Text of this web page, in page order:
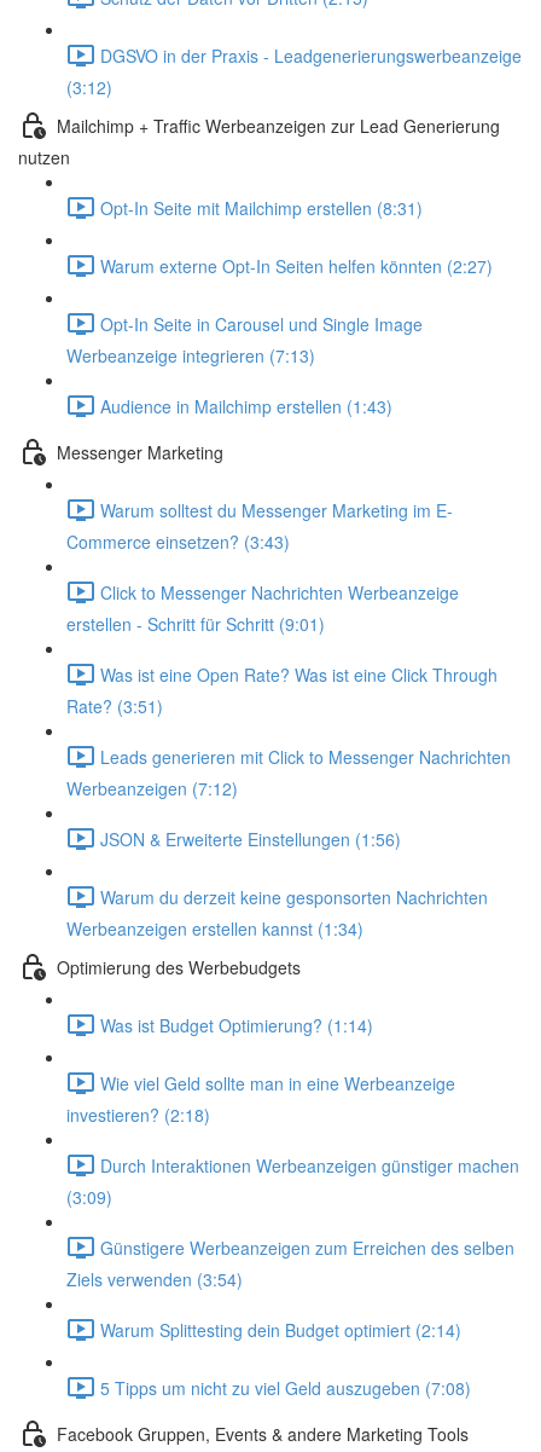
DGSVO in der Praxis - Leadgenerierungswerbeanzeige
(3:12)
Mailchimp + Traffic Werbeanzeigen zur Lead Generierung
nutzen
Opt-In Seite mit Mailchimp erstellen (8:31)
Warum externe Opt-In Seiten helfen könnten (2:27)
Opt-In Seite in Carousel und Single Image
Werbeanzeige integrieren (7:13)
Audience in Mailchimp erstellen (1:43)
Messenger Marketing
Warum solltest du Messenger Marketing im E-
Commerce einsetzen? (3:43)
Click to Messenger Nachrichten Werbeanzeige
erstellen - Schritt für Schritt (9:01)
Was ist eine Open Rate? Was ist eine Click Through
Rate? (3:51)
Leads generieren mit Click to Messenger Nachrichten
Werbeanzeigen (7:12)
JSON & Erweiterte Einstellungen (1:56)
Warum du derzeit keine gesponsorten Nachrichten
Werbeanzeigen erstellen kannst (1:34)
Optimierung des Werbebudgets
Was ist Budget Optimierung? (1:14)
Wie viel Geld sollte man in eine Werbeanzeige
investieren? (2:18)
Durch Interaktionen Werbeanzeigen günstiger machen
(3:09)
Günstigere Werbeanzeigen zum Erreichen des selben
Ziels verwenden (3:54)
Warum Splittesting dein Budget optimiert (2:14)
5 Tipps um nicht zu viel Geld auszugeben (7:08)
Facebook Gruppen, Events & andere Marketing Tools